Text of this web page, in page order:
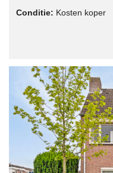
Conditie: Kosten koper